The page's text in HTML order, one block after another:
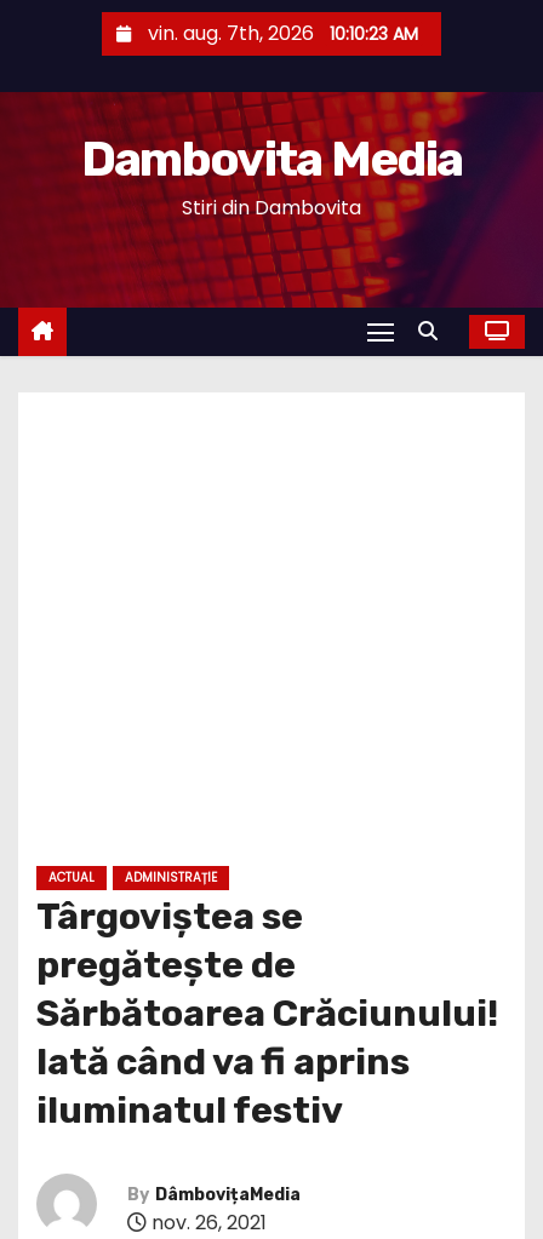
e
vin. aug. 7th, 2026 10:10:24 AM
Dambovita Media
Stiri din Dambovita
ACTUAL ADMINISTRAȚIE
Târgoviștea se
pregătește de
Sărbătoarea Crăciunului!
Iată când va fi aprins
iluminatul festiv
By DâmbovițaMedia
nov. 26, 2021